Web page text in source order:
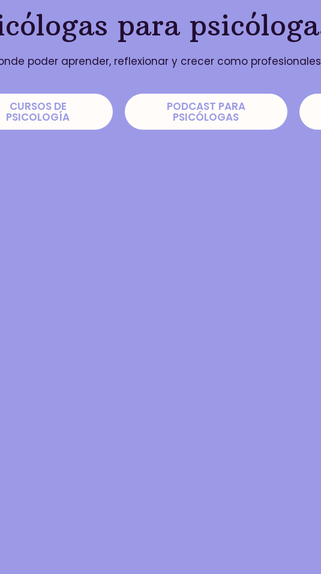
para
poder aprender, reflexionar y crecer como profesionales
CURSOS DE
PSICOLOGÍA
PODCAST PARA
PSICÓLOGAS